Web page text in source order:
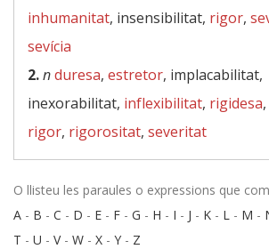
inhumanitat, insensibilitat, rigor,
sevícia
2.nduresa, estretor, implacabilitat,
inexorabilitat, inflexibilitat, rigidesa,
rigor, rigorositat, severitat
O llisteu les paraules o expressions que
A - B - C - D - E - F - G - H - I - J - K - L - M -
T - U - V- W - X - Y - Z